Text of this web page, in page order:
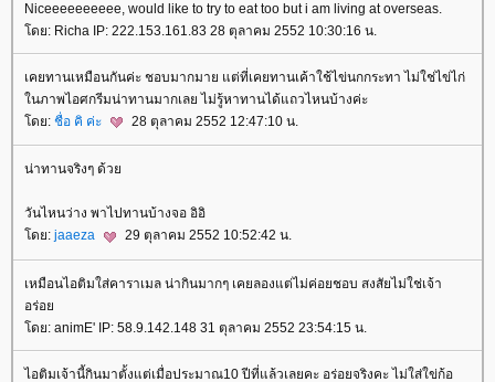
Niceeeeeeeeee, would like to try to eat too but i am living at overseas.
ดย: Richa IP: 222.153.161.83 28 ตุลาคม 2552 10:30:16 น.
เคยทานเหมือนกันค่ะ ชอบมากมาย แต่ที่เคยทานเค้าใช้ไข่นกกระทา ไม่ใช่ไข่ไก่
นภาพไอศกรีมน่าทานมากเลย ไม่รู้หาทานได้แถวไหนบ้างค่ะ
ดย: ชื่อ คิ ค่ะ 28 ตุลาคม 2552 12:47:10 น.
น่าทานจริงๆ ด้ว
วันไหนว่าง พาไปทานบ้างจอ อิอิ
ดย: jaaeza 29 ตุลาคม 2552 10:52:42 น.
เหมือนไอติมใส่คาราเมล น่ากินมากๆ เคยลองแต่ไม่ค่อยชอบ สงสัยไม่ใช่เจ้า
อร่อ
ดย: animE' IP: 58.9.142.148 31 ตุลาคม 2552 23:54:15 น.
ไอติมเจ้านี้กินมาตั้งแต่เมื่อประมาณ10 ปีที่แล้วเลยคะ อร่อยจริงคะ ไม่ใส่ใข่ก้อ